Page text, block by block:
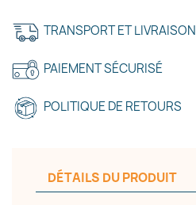
TRANSPORT ET LIVRAISON
PAIEMENT SÉCURISÉ
POLITIQUE DE RETOURS
DÉTAILS DU PRODUIT
Créer une liste
Annuler Créer